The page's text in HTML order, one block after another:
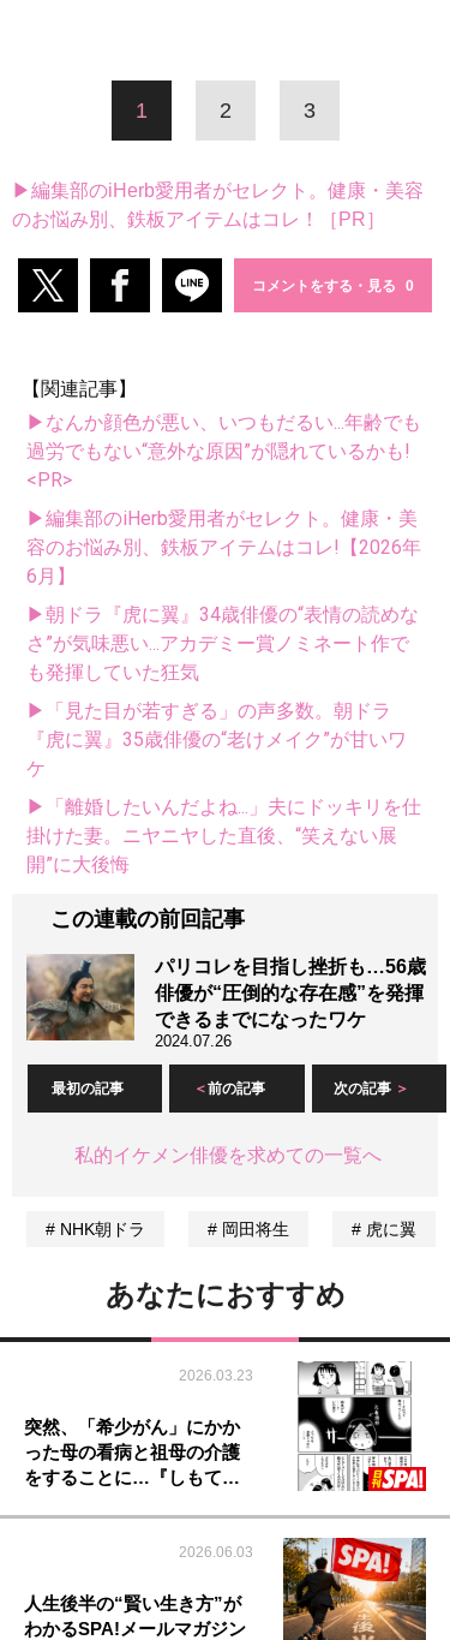
1 2 3
▶編集部のiHerb愛用者がセレクト。健康・美容
のお悩み別、鉄板アイテムはコレ！［PR］
コメントをする・見る
【関連記事】
▶なんか顔色が悪い、いつもだるい...年齢でも
過労でもない“意外な原因”が隠れているかも!
<PR>
▶編集部のiHerb愛用者がセレクト。健康・美
容のお悩み別、鉄板アイテムはコレ!【2026年
6月】
▶朝ドラ『虎に翼』34歳俳優の“表情の読めな
さ”が気味悪い...アカデミー賞ノミネート作で
も発揮していた狂気
▶「見た目が若すぎる」の声多数。朝ドラ
『虎に翼』35歳俳優の“老けメイク”が甘いワ
ケ
▶「離婚したいんだよね...」夫にドッキリを仕
掛けた妻。ニヤニヤした直後、“笑えない展
開”に大後悔
この連載の前回記事
パリコレを目指し挫折も…56歳
俳優が“圧倒的な存在感”を発揮
できるまでになったワケ
2024.07.26
最初の記事 前の記事 次の記事
私的イケメン俳優を求めての一覧へ
NHK朝ドラ 岡田将生 虎に翼
あなたにおすすめ
2026.03.23
突然、「希少がん」にかか
った母の看病と祖母の介護
をすることに…『しもて…
2026.06.03
人生後半の“賢い生き方”が
わかるSPA!メールマガジン